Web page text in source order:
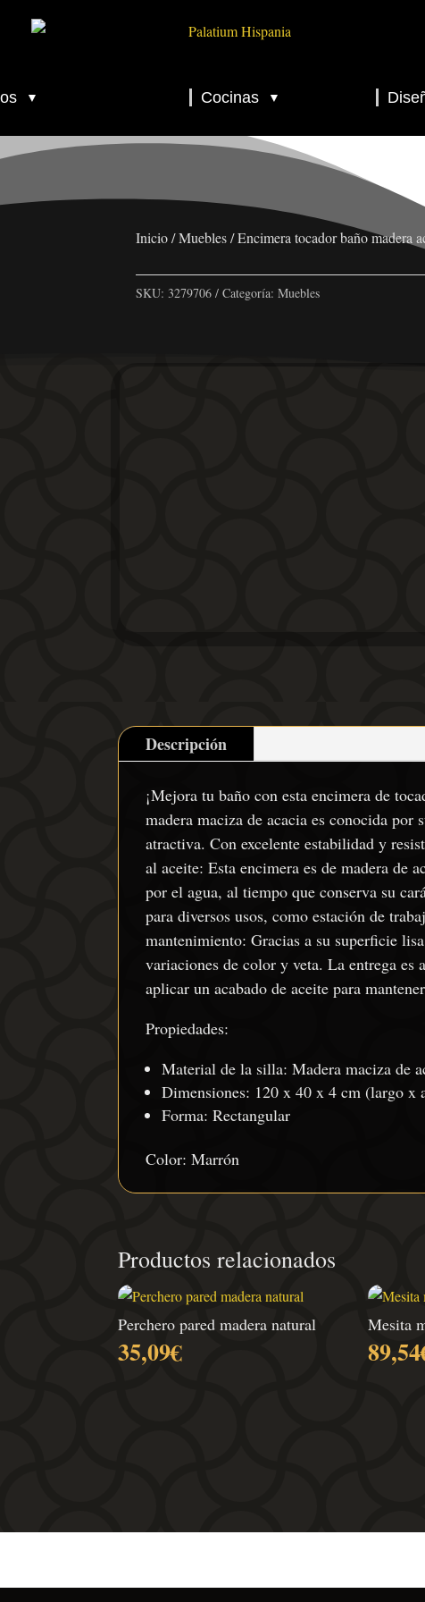
▼
▼
Cocinas ▼
Inicio/Muebles/ Encimera tocador baño madera
SKU: 3279706 Categoría: Muebles
Descripción
¡Mejora tu baño con esta encimera de
madera maciza de acacia es conocida
atractiva. Con excelente estabilidad y
al aceite: Esta encimera es de madera de
por el agua, al tiempo que conserva su
para diversos usos, como estación de
mantenimiento: Gracias a su superficie
variaciones de color y veta. La entrega
aplicar un acabado de aceite para
Propiedades:
Material de la silla: Madera maciza de
Dimensiones: 120 x 40 x 4 cm (largo x
Forma: Rectangular
Color: Marrón
Productos relacionados
Perchero pared madera natural
35,09€
Mesita
89,54